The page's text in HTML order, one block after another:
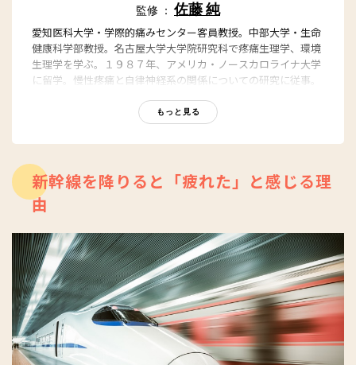
監修 ：佐藤 純
愛知医科大学・学際的痛みセンター客員教授。中部大学・生命
健康科学部教授。名古屋大学大学院研究科で疼痛生理学、環境
生理学を学ぶ。１９８７年、アメリカ・ノースカロライナ大学
に留学。慢性疼痛と自律神経系の関係についての研究に従事。
ーに、日本初の「気象病・天気痛外来」を開設。天気痛研究、
診療の第一人者で、メディアでも活躍。『天気痛 つらい痛
み・不安の原因と治療法』（光文社新書）など著書多数。
もっと見る
新幹線を降りると「疲れた」と感じる理
由